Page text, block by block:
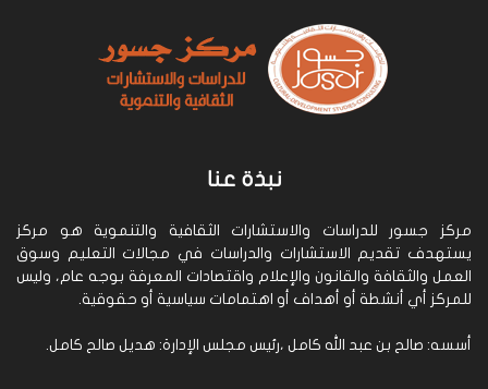
نبذة عنا
مركز جسور للدراسات والاستشارات الثقافية والتنموية هو مركز
يستهدف تقديم الاستشارات والدراسات في مجالات التعليم وسوق
العمل والثقافة والقانون والإعلام واقتصادات المعرفة بوجه عام، وليس
للمركز أي أنشطة أو أهداف أو اهتمامات سياسية أو حقوقية.
أسسه: صالح بن عبد الله كامل ،رئيس مجلس الإدارة: هديل صالح كامل.